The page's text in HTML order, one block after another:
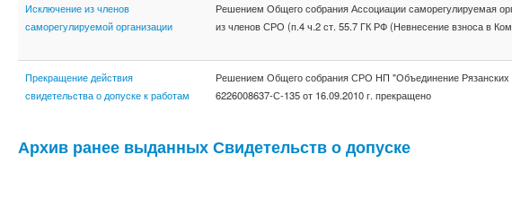
Исключение из членов
саморегулируемой организации
Решением Общего собрания Ассоциации саморегулируемая
из членов СРО (п.4 ч.2 ст. 55.7 ГК РФ (Невнесение взноса в
Прекращение действия
свидетельства о допуске к работам
Решением Общего собрания СРО НП "Объединение Рязанских
6226008637-С-135 от 16.09.2010 г. прекращено
Архив ранее выданных Свидетельств о допуске